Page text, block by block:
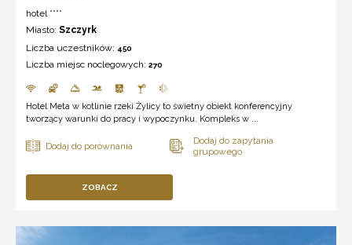
hotel ****
Miasto: Szczyrk
Liczba uczestników: 450
Liczba miejsc noclegowych: 270
Hotel Meta w kotlinie rzeki Żylicy to świetny obiekt konferencyjny
tworzący warunki do pracy i wypoczynku. Kompleks w ...
ZOBACZ